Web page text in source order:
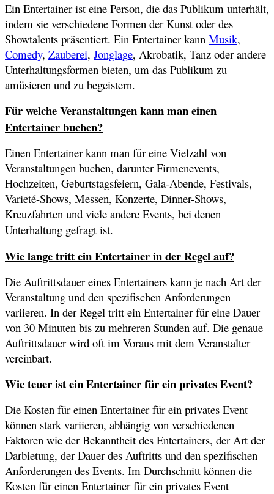
Ein Entertainer ist eine Person, die das Publikum unterhält,
indem sie verschiedene Formen der Kunst oder des
Showtalents präsentiert. Ein Entertainer kann Musik,
Comedy, Zauberei, Jonglage, Akrobatik, Tanz oder andere
Unterhaltungsformen bieten, um das Publikum zu
amüsieren und zu begeistern.
Für welche Veranstaltungen kann man einen
Entertainer buchen?
Einen Entertainer kann man für eine Vielzahl von
Veranstaltungen buchen, darunter Firmenevents,
Hochzeiten, Geburtstagsfeiern, Gala-Abende, Festivals,
Varieté-Shows, Messen, Konzerte, Dinner-Shows,
Kreuzfahrten und viele andere Events, bei denen
Unterhaltung gefragt ist.
Wie lange tritt ein Entertainer in der Regel auf?
Die Auftrittsdauer eines Entertainers kann je nach Art der
Veranstaltung und den spezifischen Anforderungen
variieren. In der Regel tritt ein Entertainer für eine Dauer
von 30 Minuten bis zu mehreren Stunden auf. Die genaue
Auftrittsdauer wird oft im Voraus mit dem Veranstalter
vereinbart.
Wie teuer ist ein Entertainer für ein privates Event?
Die Kosten für einen Entertainer für ein privates Event
können stark variieren, abhängig von verschiedenen
Faktoren wie der Bekanntheit des Entertainers, der Art der
Darbietung, der Dauer des Auftritts und den spezifischen
Anforderungen des Events. Im Durchschnitt können die
Kosten für einen Entertainer für ein privates Event